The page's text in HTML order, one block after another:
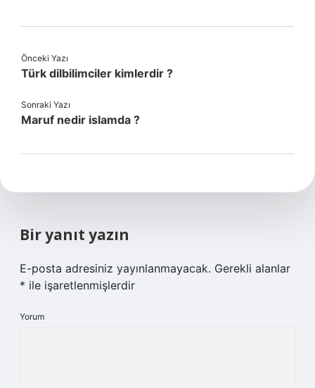
Önceki Yazı
Türk dilbilimciler kimlerdir ?
Sonraki Yazı
Maruf nedir islamda ?
Bir yanıt yazın
E-posta adresiniz yayınlanmayacak. Gerekli alanlar
* ile işaretlenmişlerdir
Yorum